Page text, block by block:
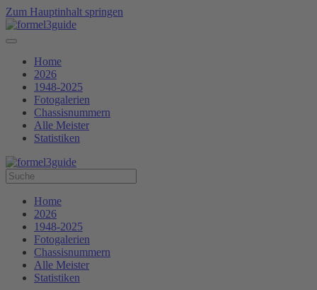
Zum Hauptinhalt springen
Home
2026
1948-2025
Fotogalerien
Chassisnummern
Alle Meister
Statistiken
Home
2026
1948-2025
Fotogalerien
Chassisnummern
Alle Meister
Statistiken